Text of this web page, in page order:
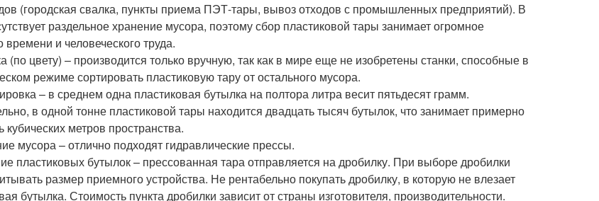
(городская свалка, пункты приема ПЭТ-тары, вывоз отходов с промышленных предприятий). В
раздельное хранение мусора, поэтому сбор пластиковой тары занимает огромное
времени и человеческого труда.
(по цвету) – производится только вручную, так как в мире еще не изобретены станки, способные в
режиме сортировать пластиковую тару от остального мусора.
– в среднем одна пластиковая бутылка на полтора литра весит пятьдесят грамм.
в одной тонне пластиковой тары находится двадцать тысяч бутылок, что занимает примерно
кубических метров пространства.
мусора – отлично подходят гидравлические прессы.
пластиковых бутылок – прессованная тара отправляется на дробилку. При выборе дробилки
размер приемного устройства. Не рентабельно покупать дробилку, в которую не влезает
бутылка. Стоимость пункта дробилки зависит от страны изготовителя, производительности.